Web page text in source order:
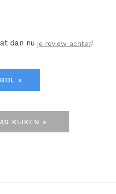
dan nu je review achter!
»
KIJKEN »